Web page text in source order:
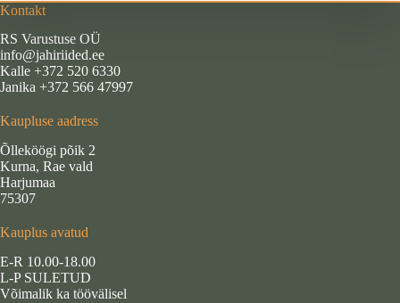
kogus
Kontakt
RS Varustuse OÜ
info@jahiriided.ee
Kalle +372 520 6330
Janika +372 566 47997
Kaupluse aadress
Õlleköögi põik 2
Kurna, Rae vald
Harjumaa
75307
Kauplus avatud
E-R 10.00-18.00
L-P SULETUD
Võimalik ka töövälisel